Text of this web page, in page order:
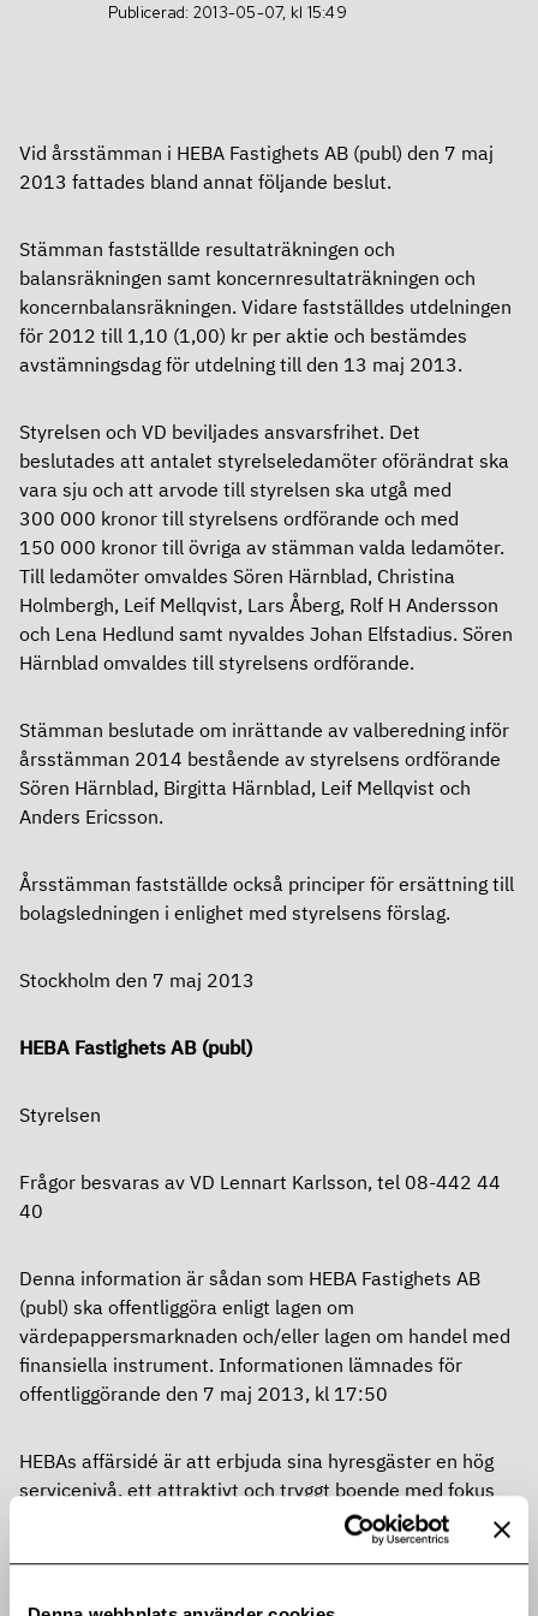
Definitioner
Ägare
Analyser
Finansiering
Obligationsprogram – MTN
Certifikatprogram
Rating
Fastighetsvärdering
Bolagsstyrning
Årsstämma
Styrelse
Ledning
Ersättningar
Revisor
Bolagsstyrningsrapport
Årsredovisning
Om Heba
Affärsmodell, mål och strategi
Kontakt
In English
In English
Publicerad: 2013-05-07, kl 15:49
Vid årsstämman i HEBA Fastighets AB (publ) den 7 maj
2013 fattades bland annat följande beslut.
Stämman fastställde resultaträkningen och
balansräkningen samt koncernresultaträkningen och
koncernbalansräkningen. Vidare fastställdes utdelningen
för 2012 till 1,10 (1,00) kr per aktie och bestämdes
avstämningsdag för utdelning till den 13 maj 2013.
Styrelsen och VD beviljades ansvarsfrihet. Det
beslutades att antalet styrelseledamöter oförändrat ska
vara sju och att arvode till styrelsen ska utgå med
300 000 kronor till styrelsens ordförande och med
150 000 kronor till övriga av stämman valda ledamöter.
Till ledamöter omvaldes Sören Härnblad, Christina
Holmbergh, Leif Mellqvist, Lars Åberg, Rolf H Andersson
och Lena Hedlund samt nyvaldes Johan Elfstadius. Sören
Härnblad omvaldes till styrelsens ordförande.
Stämman beslutade om inrättande av valberedning inför
årsstämman 2014 bestående av styrelsens ordförande
Sören Härnblad, Birgitta Härnblad, Leif Mellqvist och
Anders Ericsson.
Årsstämman fastställde också principer för ersättning till
bolagsledningen i enlighet med styrelsens förslag.
Stockholm den 7 maj 2013
HEBA Fastighets AB (publ)
Styrelsen
Frågor besvaras av VD Lennart Karlsson, tel 08-442 44
40
Denna information är sådan som HEBA Fastighets AB
(publ) ska offentliggöra enligt lagen om
värdepappersmarknaden och/eller lagen om handel med
finansiella instrument. Informationen lämnades för
offentliggörande den 7 maj 2013, kl 17:50
HEBAs affärsidé är att erbjuda sina hyresgäster en hög
servicenivå, ett attraktivt och tryggt boende med fokus
på Stockholmsregionen genom ett långsiktigt ägande,
engagerad förvaltning och aktiv fastighetsutveckling.
Stockholmsbörsen, Mid Cap listan.